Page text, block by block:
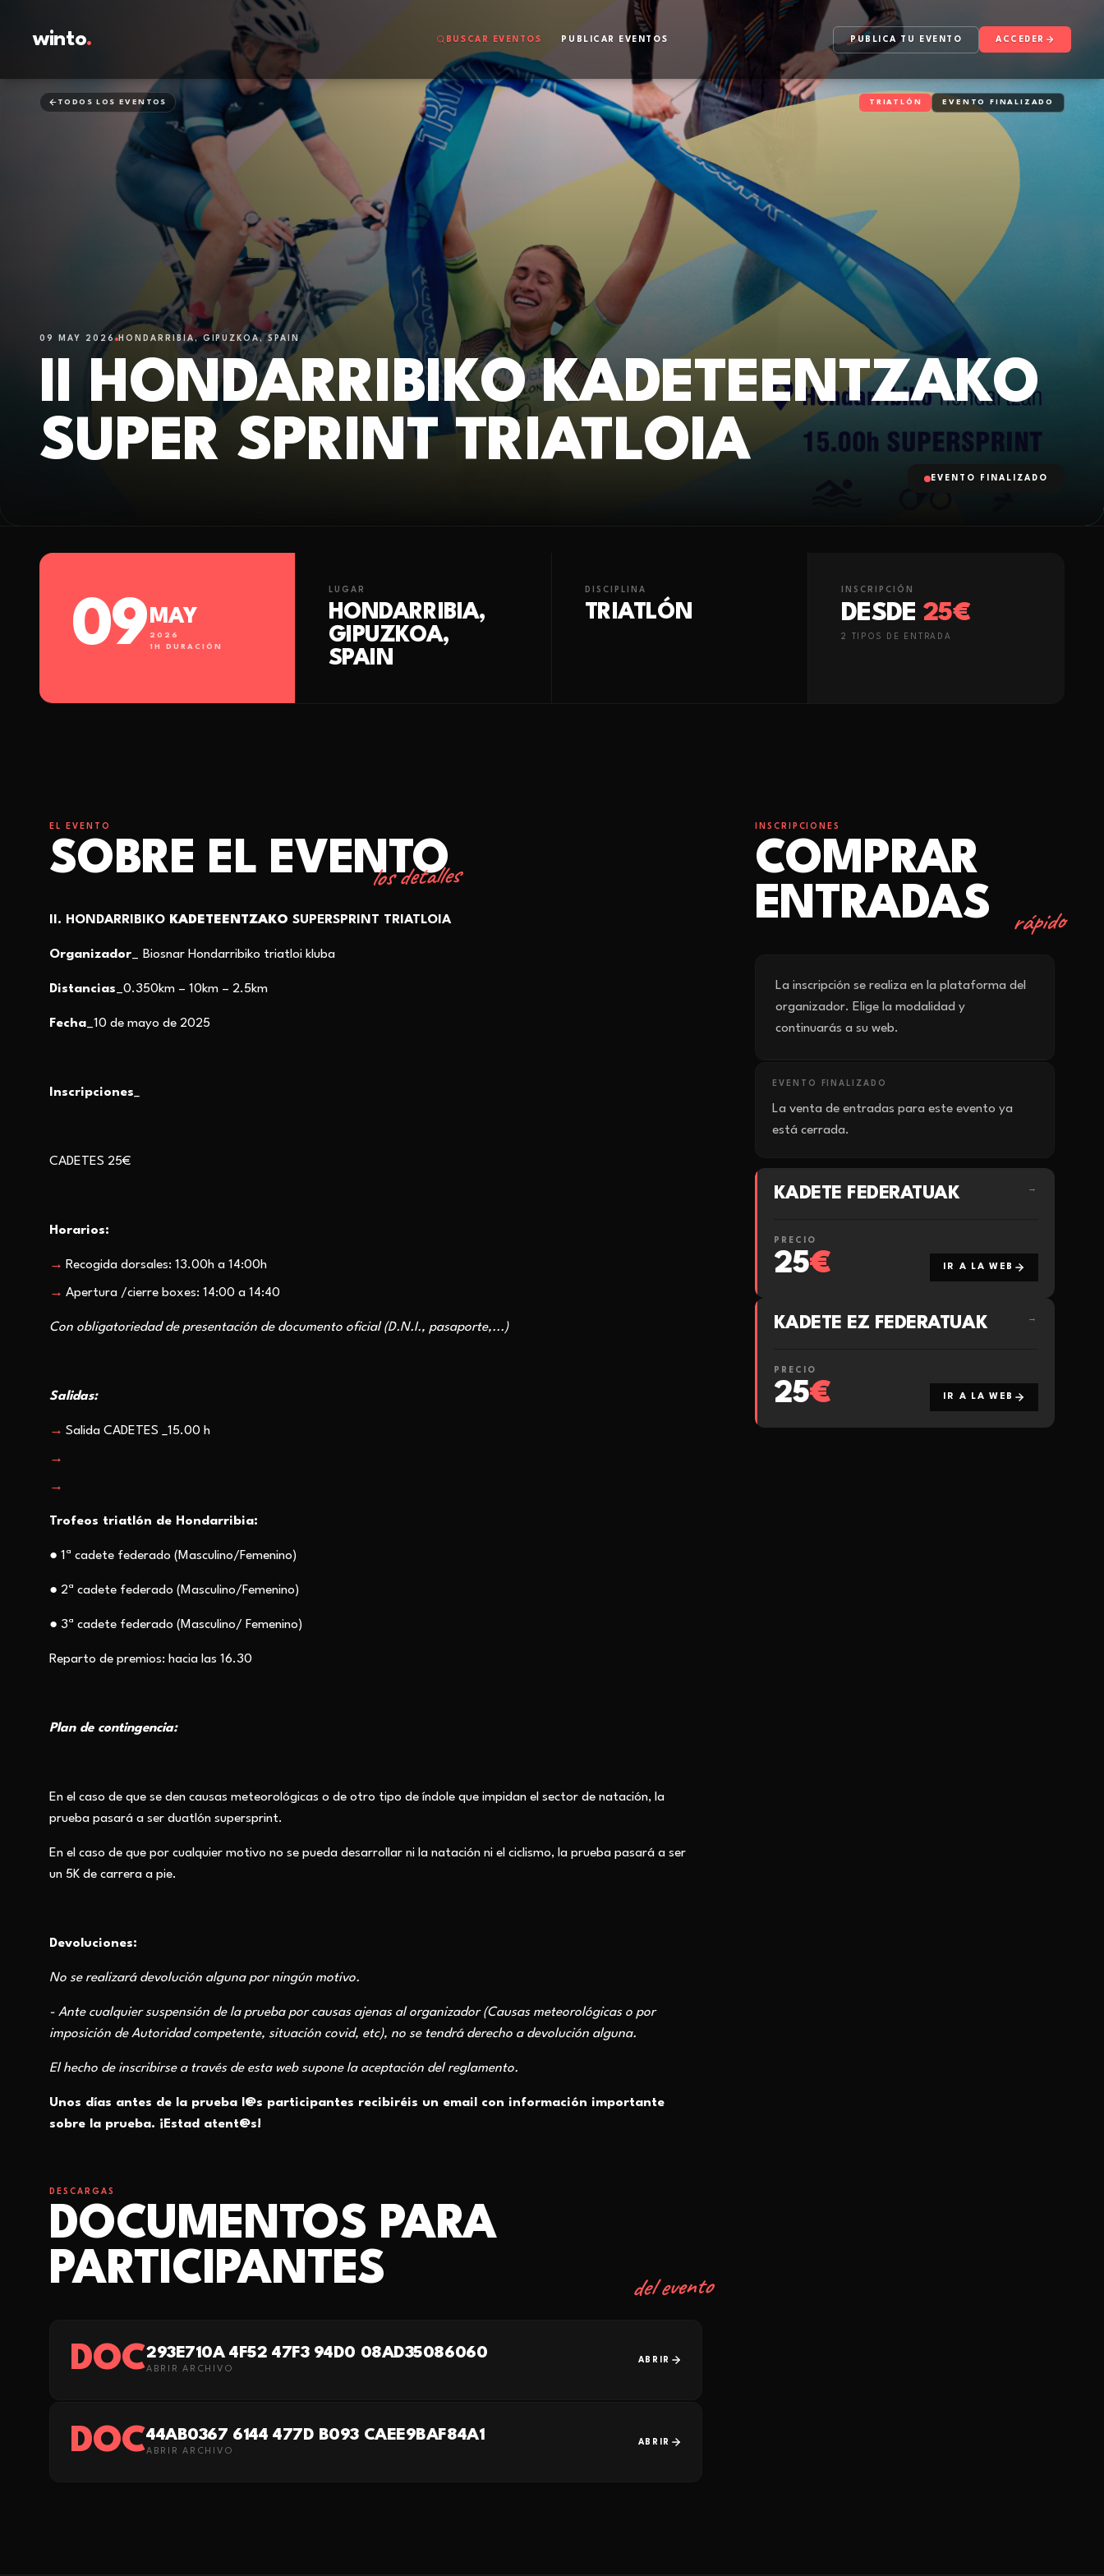
winto. BUSCAR EVENTOS PUBLICAR EVENTOS PUBLICA TU EVENTO ACCEDER
TODOS LOS EVENTOS TRIATLÓN EVENTO FINALIZADO
09 MAY 2026 HONDARRIBIA, GIPUZKOA, SPAIN
II HONDARRIBIKO KADETEENTZAKO
SUPER SPRINT TRIATLOIA
EVENTO FINALIZADO
09 MAY
2026
1 H DURACIÓN
LUGAR
HONDARRIBIA,
GIPUZKOA,
SPAIN
DISCIPLINA
TRIATLÓN
INSCRIPCIÓN
DESDE 25€
2 TIPO S DE ENTRADA
EL EVENTO
SOBRE EL EVENTO
los detalles
II. HONDARRIBIKO KADETEENTZAKO SUPERSPRINT TRIATLOIA
Organizador_ Biosnar Hondarribiko triatloi kluba
Distancias_ 0.350km – 10km – 2.5km
Fecha_ 10 de mayo de 2025
Inscripciones
CADETES 25€
Horarios:
Recogida dorsales: 13.00h a 14:00h
Apertura /cierre boxes: 14:00 a 14:40
Con obligatoriedad de presentación de documento oficial (D.N.I., pasaporte,...)
Salidas:
Salida CADETES _15.00 h
Trofeos triatlón de Hondarribia:
● 1ª cadete federado (Masculino/Femenino)
● 2ª cadete federado (Masculino/Femenino)
● 3ª cadete federado (Masculino/ Femenino)
Reparto de premios: hacia las 16.30
Plan de contingencia:
En el caso de que se den causas meteorológicas o de otro tipo de índole que impidan el sector de natación, la
prueba pasará a ser duatlón supersprint.
En el caso de que por cualquier motivo no se pueda desarrollar ni la natación ni el ciclismo, la prueba pasará a ser
un 5K de carrera a pie.
Devoluciones:
No se realizará devolución alguna por ningún motivo.
- Ante cualquier suspensión de la prueba por causas ajenas al organizador (Causas meteorológicas o por
imposición de Autoridad competente, situación covid, etc), no se tendrá derecho a devolución alguna.
El hecho de inscribirse a través de esta web supone la aceptación del reglamento.
Unos días antes de la prueba l@s participantes recibiréis un email con información importante
sobre la prueba. ¡Estad atent@s!
DESCARGAS
DOCUMENTOS PARA
PARTICIPANTES
del evento
DOC293E710A 4F52 47F3 94D0 08AD35086060
ABRIR ARCHIVO
ABRIR
DOC44AB0367 6144 477D B093 CAEE9BAF84A1
ABRIR ARCHIVO
ABRIR
INSCRIPCIONES
COMPRAR
ENTRADAS
rápido
La inscripción se realiza en la plataforma del
organizador. Elige la modalidad y
continuarás a su web.
EVENTO FINALIZADO
La venta de entradas para este evento ya
está cerrada.
KADETE FEDERATUAK →
PRECIO
25€ IR A LA WEB
KADETE EZ FEDERATUAK →
PRECIO
25€ IR A LA WEB